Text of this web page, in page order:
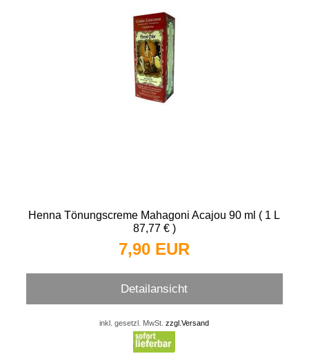
Henna Tönungscreme Mahagoni Acajou 90 ml ( 1 L
87,77 € )
7,90 EUR
Detailansicht
inkl. gesetzl. MwSt.zzgl.Versand